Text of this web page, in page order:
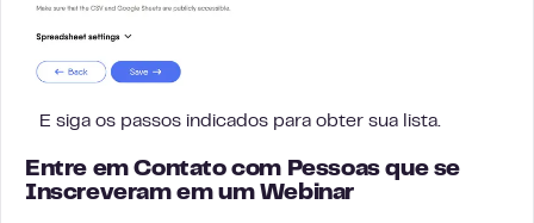
E siga os passos indicados para obter sua lista.
Entre em Contato com Pessoas que se
Inscreveram em um Webinar